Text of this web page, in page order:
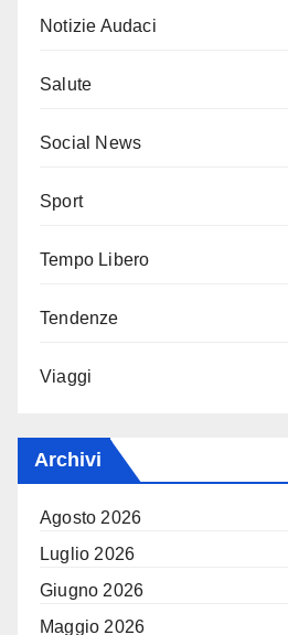
Notizie Audaci
Salute
Social News
Sport
Tempo Libero
Tendenze
Viaggi
Archivi
Agosto 2026
Luglio 2026
Giugno 2026
Maggio 2026